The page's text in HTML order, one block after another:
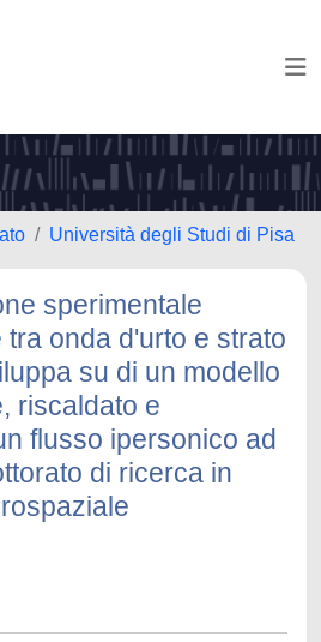
Università degli Studi di Pisa
sperimentale
onda d'urto e strato
su di un modello
riscaldato e
flusso ipersonico ad
di ricerca in